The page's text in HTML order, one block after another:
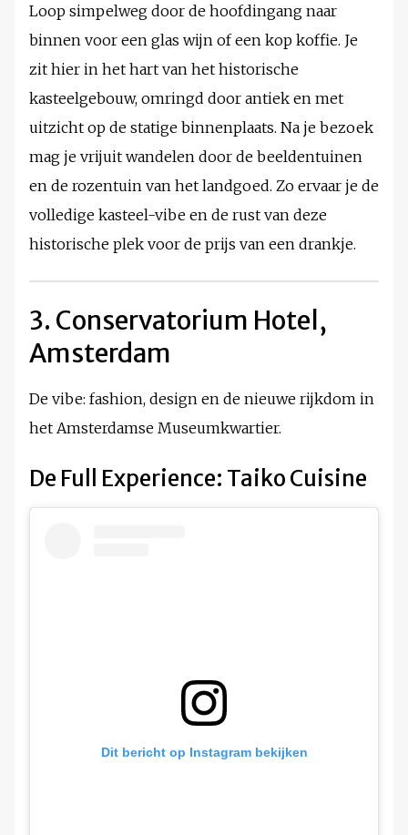
Loop simpelweg door de hoofdingang naar
binnen voor een glas wijn of een kop koffie. Je
zit hier in het hart van het historische
kasteelgebouw, omringd door antiek en met
uitzicht op de statige binnenplaats. Na je bezoek
mag je vrijuit wandelen door de beeldentuinen
en de rozentuin van het landgoed. Zo ervaar je de
volledige kasteel-vibe en de rust van deze
historische plek voor de prijs van een drankje.
3. Conservatorium Hotel,
Amsterdam
De vibe: fashion, design en de nieuwe rijkdom in
het Amsterdamse Museumkwartier.
De Full Experience: Taiko Cuisine
Dit bericht op Instagram bekijken